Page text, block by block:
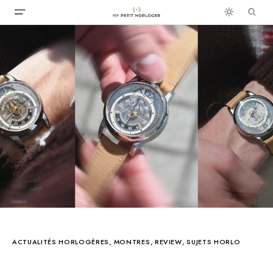
ACTUALITÉS HORLOGÈRES MONTRES REVIEW SUJETS HORLO